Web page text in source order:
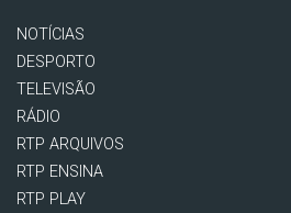
NOTÍCIAS
DESPORTO
TELEVISÃO
RÁDIO
RTP ARQUIVOS
RTP ENSINA
RTP PLAY